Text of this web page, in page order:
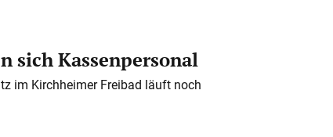
sich Kassenpersonal
im Kirchheimer Freibad läuft noch